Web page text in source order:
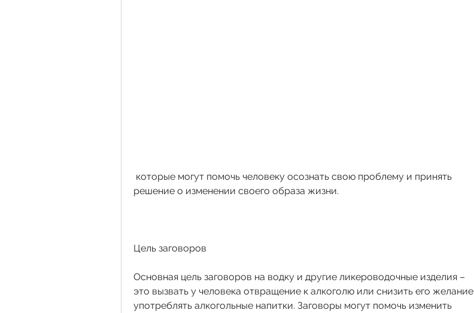
решение о изменении своего образа жизни.
Цель заговоров
Основная цель заговоров на водку и другие ликероводочные изделия –
это вызвать у человека отвращение к алкоголю или снизить его желание
употреблять алкогольные напитки. Заговоры могут помочь изменить